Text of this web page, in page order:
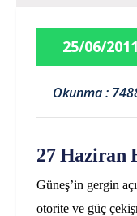
25/06/2011
Okunma :
27 Haziran
Güneş’in gergin
otorite ve güç